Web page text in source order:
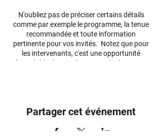
N'oubliez pas de préciser certains détails
comme par exemple le programme, la tenue
recommandée et toute information
pertinente pour vos invités. Notez que pour
les intervenants, c'est une opportunité
formidable de se présenter et de donner un
C'est le moment d'attirer du public à votre
original et percutant ! Encouragez vos
Partager cet événement